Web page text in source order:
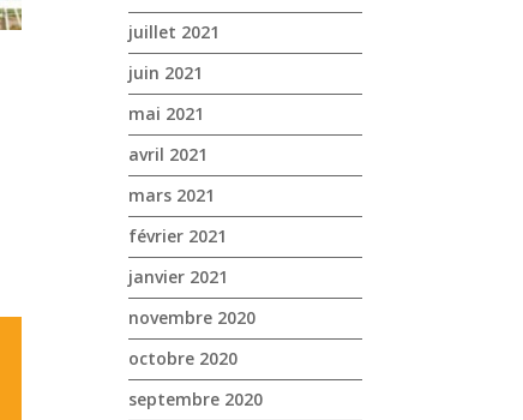
juillet 2021
juin 2021
mai 2021
avril 2021
mars 2021
février 2021
janvier 2021
novembre 2020
octobre 2020
septembre 2020